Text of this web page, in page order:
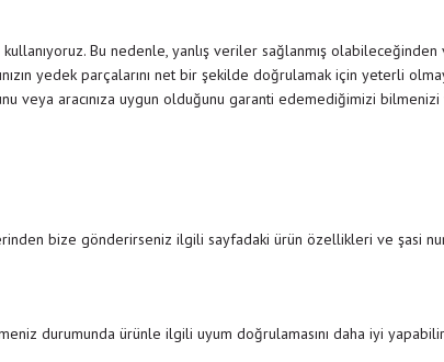
Bu nedenle, yanlış veriler sağlanmış olabileceğinden
yedek parçalarını net bir şekilde doğrulamak için yeterli
veya aracınıza uygun olduğunu garanti edemediğimizi bilmenizi
bize gönderirseniz ilgili sayfadaki ürün özellikleri ve şasi
durumunda ürünle ilgili uyum doğrulamasını daha iyi